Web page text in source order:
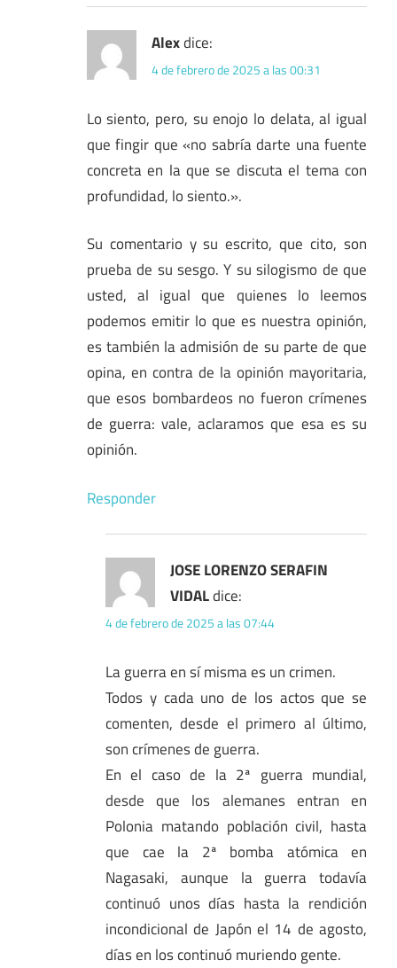
Alexdice:
4 de febrero de 2025 a las 00:31
Lo siento, pero, su enojo lo delata, al igual
que fingir que «no sabría darte una fuente
concreta en la que se discuta el tema con
profundidad, lo siento.».
Su comentario y su escrito, que cito, son
prueba de su sesgo. Y su silogismo de que
usted, al igual que quienes lo leemos
podemos emitir lo que es nuestra opinión,
es también la admisión de su parte de que
opina, en contra de la opinión mayoritaria,
que esos bombardeos no fueron crímenes
de guerra: vale, aclaramos que esa es su
opinión.
Responder
JOSE LORENZO SERAFIN
VIDALdice:
4 de febrero de 2025 a las 07:44
La guerra en sí misma es un crimen.
Todos y cada uno de los actos que se
comenten, desde el primero al último,
son crímenes de guerra.
En el caso de la 2ª guerra mundial,
desde que los alemanes entran en
Polonia matando población civil, hasta
que cae la 2ª bomba atómica en
Nagasaki, aunque la guerra todavía
continuó unos días hasta la rendición
incondicional de Japón el 14 de agosto,
días en los continuó muriendo gente.